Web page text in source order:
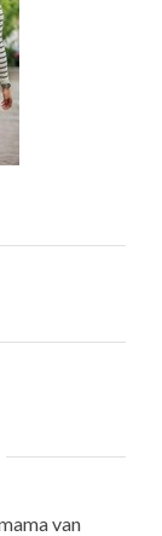
van